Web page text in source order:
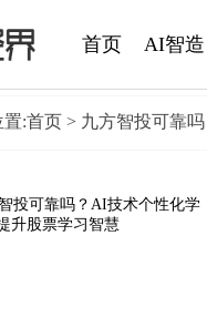
首页 AI智造
:首页 > 九方智投可靠